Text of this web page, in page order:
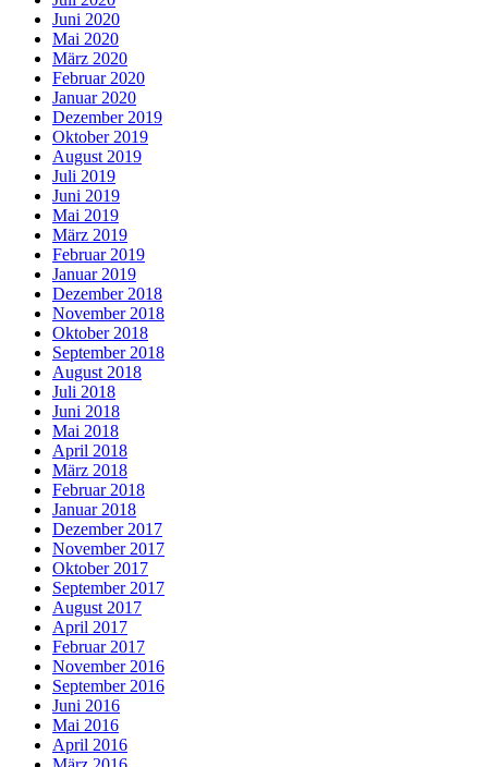
Juni 2020
Mai 2020
März 2020
Februar 2020
Januar 2020
Dezember 2019
Oktober 2019
August 2019
Juli 2019
Juni 2019
Mai 2019
März 2019
Februar 2019
Januar 2019
Dezember 2018
November 2018
Oktober 2018
September 2018
August 2018
Juli 2018
Juni 2018
Mai 2018
April 2018
März 2018
Februar 2018
Januar 2018
Dezember 2017
November 2017
Oktober 2017
September 2017
August 2017
April 2017
Februar 2017
November 2016
September 2016
Juni 2016
Mai 2016
April 2016